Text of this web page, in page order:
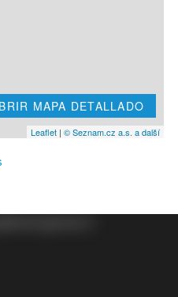
MAPA DETALLADO
Leaflet | © Seznam.cz a.s. a další